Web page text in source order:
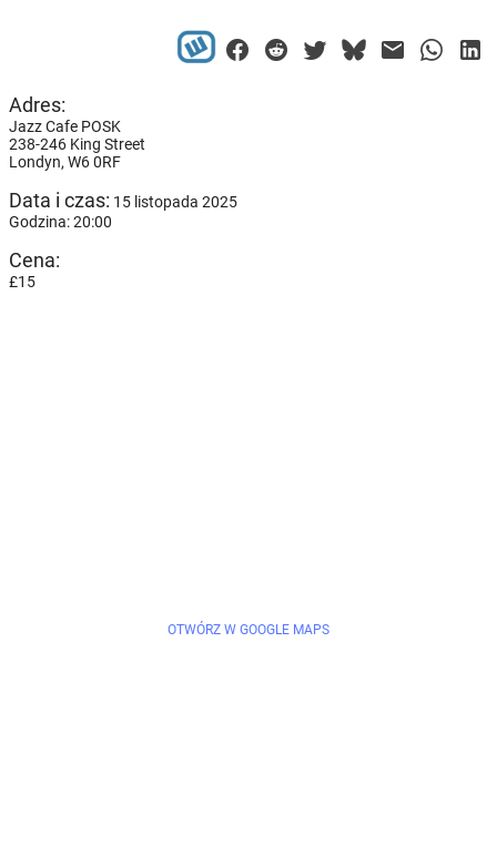
Adres:
Jazz Cafe POSK
238-246 King Street
Londyn, W6 0RF
Data i czas: 15 listopada 2025
Godzina: 20:00
Cena:
£15
OTWÓRZ W GOOGLE MAPS